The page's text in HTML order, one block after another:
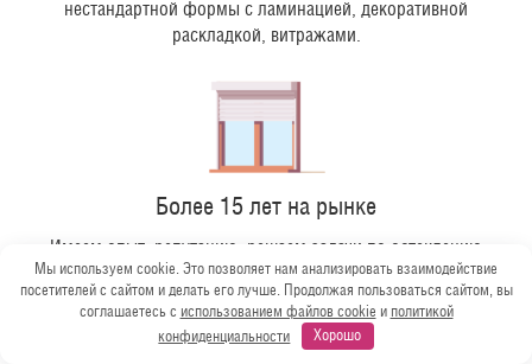
нестандартной формы с ламинацией, декоративной
раскладкой, витражами.
Более 15 лет на рынке
Имеем опыт, репутацию, решаем задачи по остеклению
различного уровня сложности в разных типах домов.
Мы используем cookie. Это позволяет нам анализировать взаимодействие
посетителей с сайтом и делать его лучше. Продолжая пользоваться сайтом, вы
соглашаетесь с использованием файлов cookie и политикой
конфиденциальности
Хорошо